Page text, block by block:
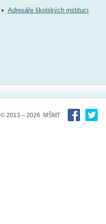
Adresáře školských institucí
© 2013 – 2026 MŠMT